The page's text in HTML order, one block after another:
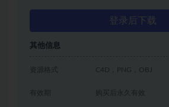
登录后下载
其他信息
资源格式 C4D，PNG，OBJ
有效期 购买后永久有效